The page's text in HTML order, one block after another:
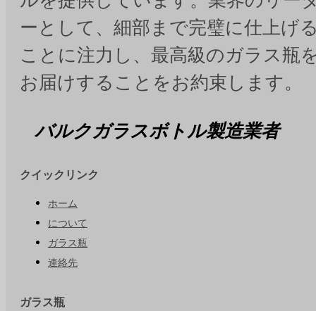
ーとして、細部まで完璧に仕上げ
ことに注力し、最高級のガラス瓶
お届けすることをお約束します。
バルクガラスボトル製造業者
クイックリンク
ホーム
について
ガラス瓶
連絡先
ガラス瓶